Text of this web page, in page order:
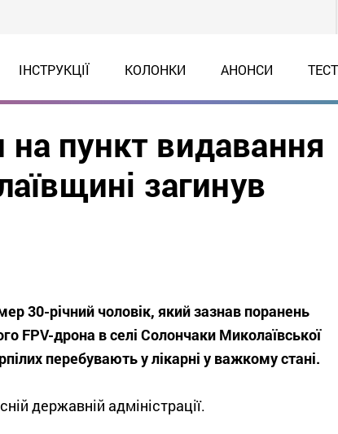
ІНСТРУКЦІЇ КОЛОНКИ АНОНСИ
на пункт видавання
загинув
30-річний чоловік, який зазнав поранень
FPV-дрона в селі Солончаки Миколаївської
перебувають у лікарні у важкому стані.
державній адміністрації.